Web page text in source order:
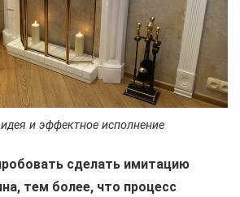
и эффектное исполнение
сделать имитацию
тем более, что процесс